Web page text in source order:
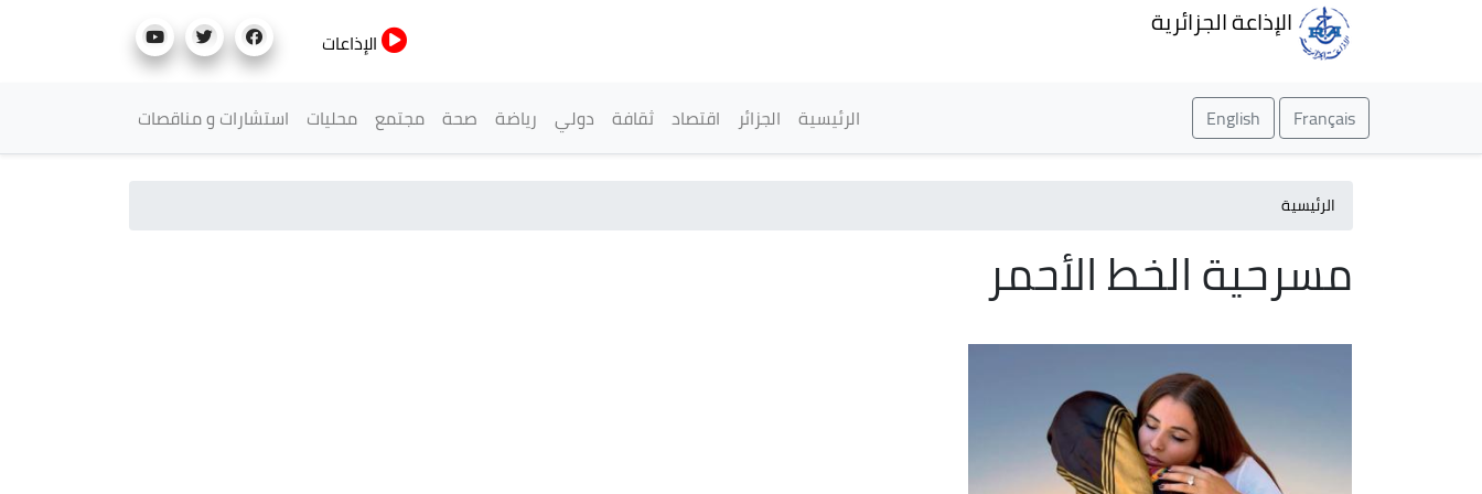
الإذاعة الجزائرية
الإذاعات
Français
English القائمة الرئيسية
الرئيسية الجزائر اقتصاد ثقافة دولي رياضة صحة مجتمع محليات استشارات و مناقصات
الرئيسية
مسرحية الخط الأحمر